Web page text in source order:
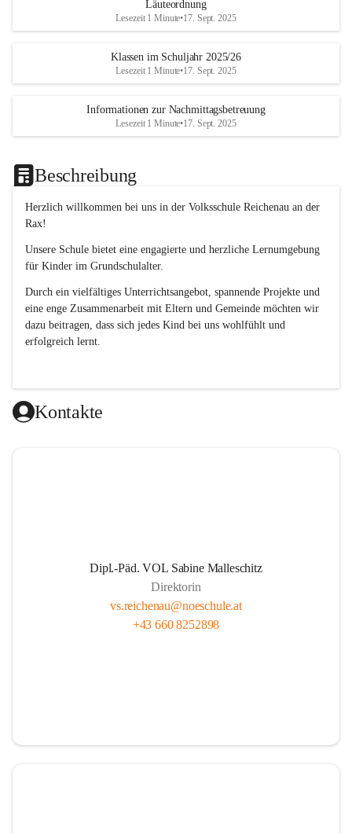
Läuteordnung
Lesezeit 1 Minute•17. Sept. 2025
Klassen im Schuljahr 2025/26
Lesezeit 1 Minute•17. Sept. 2025
Informationen zur Nachmittagsbetreuung
Lesezeit 1 Minute•17. Sept. 2025
Beschreibung
Herzlich willkommen bei uns in der Volksschule Reichenau an der
Rax!
Unsere Schule bietet eine engagierte und herzliche Lernumgebung
für Kinder im Grundschulalter.
Durch ein vielfältiges Unterrichtsangebot, spannende Projekte und
eine enge Zusammenarbeit mit Eltern und Gemeinde möchten wir
dazu beitragen, dass sich jedes Kind bei uns wohlfühlt und
erfolgreich lernt.
Kontakte
Dipl.-Päd. VOL Sabine Malleschitz
Direktorin
vs.reichenau@noeschule.at
+43 660 8252898